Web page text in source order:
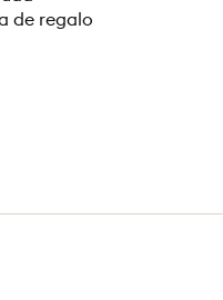
de regalo